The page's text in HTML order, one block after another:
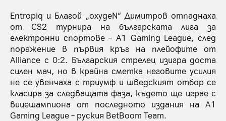
Entropiq и Благой „oxygeN“ Димитров отпаднаха
от CS2 турнира на българската лига за
електронни спортове – A1 Gaming League, след
поражение в първия кръг на плейофите от
Alliance с 0:2. Българския стрелец изигра доста
силен мач, но в крайна сметка неговите усилия
не се увенчаха с триумф и шведският отбор се
класира за следващата фаза, където ще играе с
вицешампиона от последното издания на A1
Gaming League – руския BetBoom Team.